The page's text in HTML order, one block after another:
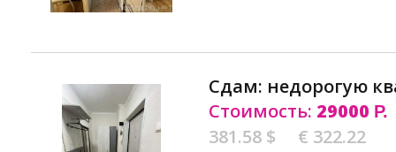
Сдам: недорогую
Стоимость: 29000 Р.
381.58 $
€ 322.22